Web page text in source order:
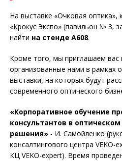
На выставке «Очковая
«Крокус Экспо» (павильон № 3,
найти на стенде А608.
Кроме того, мы приглашаем вас
организованные нами в рамках
выставки, на которых будут
современного оптического
«Корпоративное обучение
консультантов в
решения» - И. Самойленко
консалтингового центра VEKO-
КЦ VEKO-expert). Время